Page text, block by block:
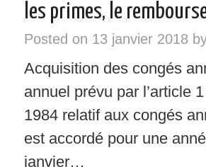
les primes, le
Posted on 13 janvier 2018
Acquisition des congés
annuel prévu par l’article
1984 relatif aux congés
est accordé pour une
janvier…